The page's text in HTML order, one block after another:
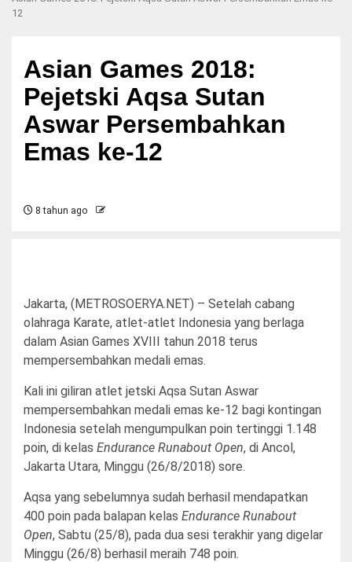
12
Asian Games 2018:
Pejetski Aqsa Sutan
Aswar Persembahkan
Emas ke-12
8 tahun ago
Jakarta, (METROSOERYA.NET) – Setelah cabang
olahraga Karate, atlet-atlet Indonesia yang berlaga
dalam Asian Games XVIII tahun 2018 terus
mempersembahkan medali emas.
Kali ini giliran atlet jetski Aqsa Sutan Aswar
mempersembahkan medali emas ke-12 bagi kontingan
Indonesia setelah mengumpulkan poin tertinggi 1.148
poin, di kelas Endurance Runabout Open, di Ancol,
Jakarta Utara, Minggu (26/8/2018) sore.
Aqsa yang sebelumnya sudah berhasil mendapatkan
400 poin pada balapan kelas Endurance Runabout
Open, Sabtu (25/8), pada dua sesi terakhir yang digelar
Minggu (26/8) berhasil meraih 748 poin.